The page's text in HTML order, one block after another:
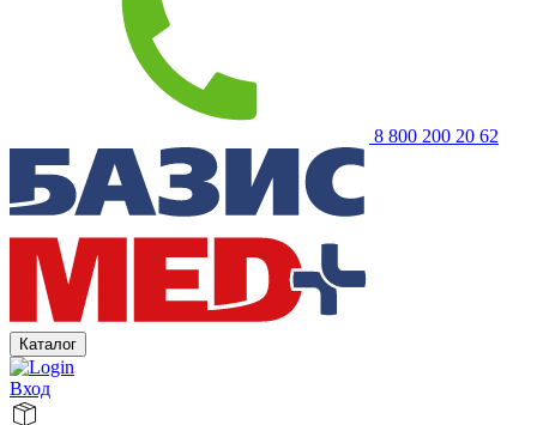
8 800 200 20 62
Каталог
Вход